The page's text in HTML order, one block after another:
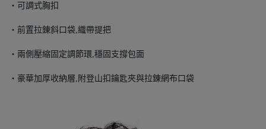
・可調式胸扣
・前置拉錬斜口袋,織帶提把
・兩側壓縮固定調節環,穩固支撐包面
・豪華加厚收納層,附登山扣鑰匙夾與拉錬網布口袋